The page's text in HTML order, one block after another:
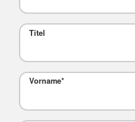
Titel
Vorname*